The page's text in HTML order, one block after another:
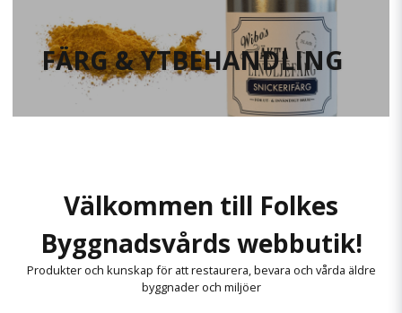
FÄRG & YTBEHANDLING
Välkommen till Folkes
Byggnadsvårds webbutik!
Produkter och kunskap för att restaurera, bevara och vårda äldre
byggnader och miljöer